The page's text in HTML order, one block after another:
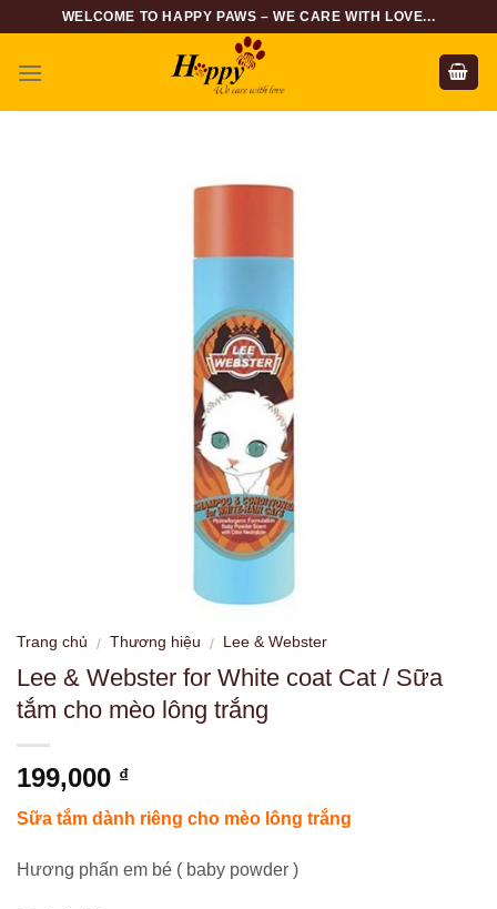
content
WELCOME TO HAPPY PAWS – WE CARE WITH LOVE...
Trang chủ / Thương hiệu / Lee & Webster
Lee & Webster for White coat Cat / Sữa
tắm cho mèo lông trắng
199,000 ₫
Sữa tắm dành riêng cho mèo lông trắng
Hương phấn em bé ( baby powder )